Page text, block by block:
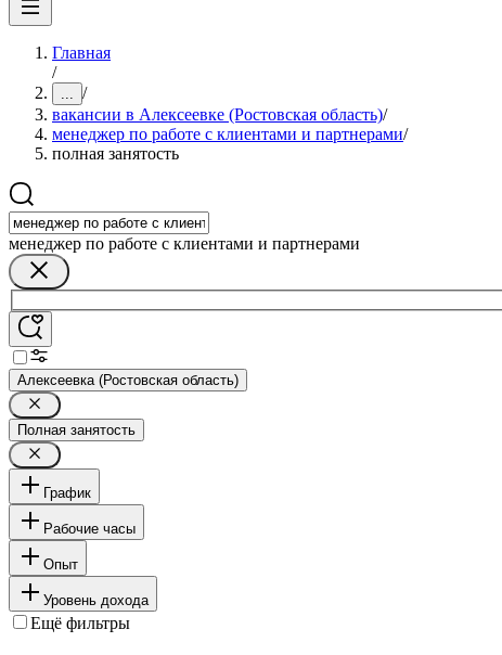
Главная
/
... /
вакансии в Алексеевке (Ростовская область)/
менеджер по работе с клиентами и партнерами/
полная занятость
менеджер по работе с клиентами и партнерами
Алексеевка (Ростовская область)
Полная занятость
График
Рабочие часы
Опыт
Уровень дохода
Ещё фильтры